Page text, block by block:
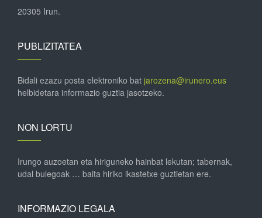
20305 Irun.
PUBLIZITATEA
Bidali ezazu posta elektroniko bat jarozena@irunero.eus
helbidetara informazio guztia jasotzeko.
NON LORTU
Irungo auzoetan eta hiriguneko hainbat lekutan; tabernak,
udal bulegoak … baita hiriko ikastetxe guztietan ere.
INFORMAZIO LEGALA